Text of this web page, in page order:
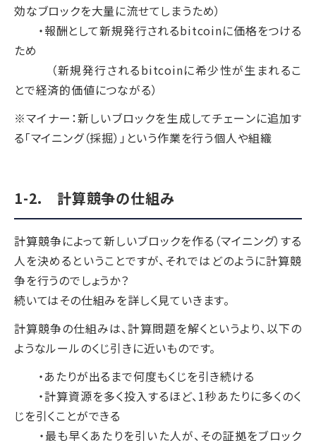
効なブロックを大量に流せてしまうため）
・報酬として新規発行されるbitcoinに価格をつける
ため
（新規発行されるbitcoinに希少性が生まれるこ
とで経済的価値につながる）
※マイナー：新しいブロックを生成してチェーンに追加す
る「マイニング（採掘）」という作業を行う個人や組織
1-2. 計算競争の仕組み
計算競争によって新しいブロックを作る（マイニング）する
人を決めるということですが、それではどのように計算競
争を行うのでしょうか？
続いてはその仕組みを詳しく見ていきます。
計算競争の仕組みは、計算問題を解くというより、以下の
ようなルールのくじ引きに近いものです。
・あたりが出るまで何度もくじを引き続ける
・計算資源を多く投入するほど、1秒あたりに多くのく
じを引くことができる
・最も早くあたりを引いた人が、その証拠をブロック